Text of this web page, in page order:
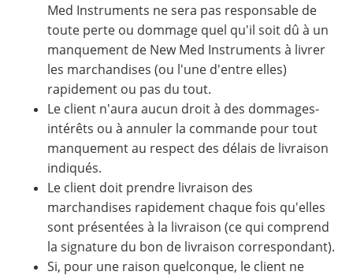
Med Instruments ne sera pas responsable de
toute perte ou dommage quel qu'il soit dû à un
manquement de New Med Instruments à livrer
les marchandises (ou l'une d'entre elles)
rapidement ou pas du tout.
Le client n'aura aucun droit à des dommages-
intérêts ou à annuler la commande pour tout
manquement au respect des délais de livraison
indiqués.
Le client doit prendre livraison des
marchandises rapidement chaque fois qu'elles
sont présentées à la livraison (ce qui comprend
la signature du bon de livraison correspondant).
Si, pour une raison quelconque, le client ne